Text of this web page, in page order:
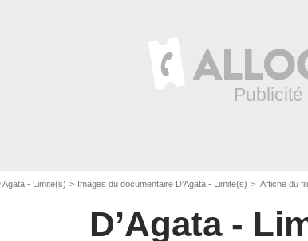
- Limite(s) Images du documentaire D’Agata - Limite(s) Affiche du
D’Agata -